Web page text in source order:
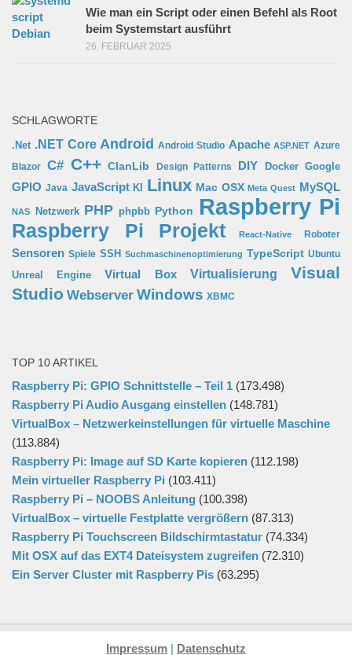
Wie man ein Script oder einen Befehl als Root
beim Systemstart ausführt
26. FEBRUAR 2025
SCHLAGWORTE
.Net .NET Core Android Android Studio Apache ASP.NET Azure
Blazor C# C++ ClanLib Design Patterns DIY Docker Google
GPIO Java JavaScript KI Linux Mac OSX Meta Quest MySQL
NAS Netzwerk PHP phpbb Python Raspberry Pi
Raspberry Pi Projekt React-Native Roboter
Sensoren Spiele SSH Suchmaschinenoptimierung TypeScript Ubuntu
Unreal Engine
Virtual Box Virtualisierung
Visual
Studio Webserver Windows XBMC
TOP 10 ARTIKEL
Raspberry Pi: GPIO Schnittstelle – Teil 1 (173.498)
Raspberry Pi Audio Ausgang einstellen (148.781)
VirtualBox – Netzwerkeinstellungen für virtuelle Maschine
(113.884)
Raspberry Pi: Image auf SD Karte kopieren (112.198)
Mein virtueller Raspberry Pi (103.411)
Raspberry Pi – NOOBS Anleitung (100.398)
VirtualBox – virtuelle Festplatte vergrößern (87.313)
Raspberry Pi Touchscreen Bildschirmtastatur (74.334)
Mit OSX auf das EXT4 Dateisystem zugreifen (72.310)
Ein Server Cluster mit Raspberry Pis (63.295)
Impressum | Datenschutz